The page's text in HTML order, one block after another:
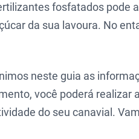
fosfatados pode
da sua lavoura. No
neste guia as
você poderá
do seu canavial.